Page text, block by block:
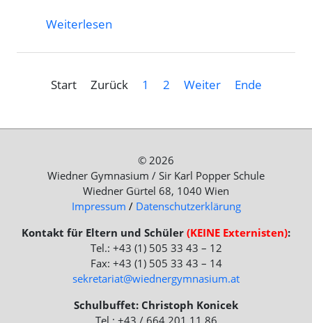
Weiterlesen
Start Zurück 1 2 Weiter Ende
© 2026
Wiedner Gymnasium / Sir Karl Popper Schule
Wiedner Gürtel 68, 1040 Wien
Impressum / Datenschutzerklärung
Kontakt für Eltern und Schüler (KEINE Externisten):
Tel.: +43 (1) 505 33 43 – 12
Fax: +43 (1) 505 33 43 – 14
sekretariat@wiednergymnasium.at
Schulbuffet: Christoph Konicek
Tel.: +43 / 664 201 11 86